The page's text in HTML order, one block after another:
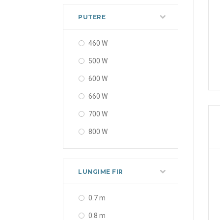
PUTERE
460 W
500 W
600 W
660 W
700 W
800 W
1100 W
1600 W
1750 W
LUNGIME FIR
0.7 m
0.8 m